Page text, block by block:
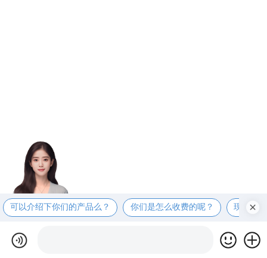
可以介绍下你们的产品么？ 你们是怎么收费的呢？ 现在有